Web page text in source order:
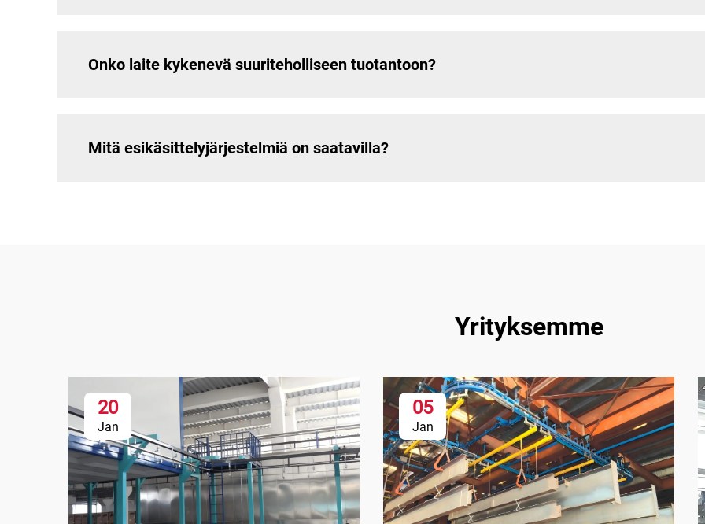
Onko laite kykenevä suuriteholliseen tuotantoon?
Mitä esikäsittelyjärjestelmiä on saatavilla?
Yrityksemme
20
Jan
05
Jan